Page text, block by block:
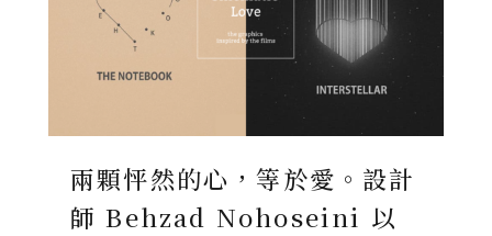
兩顆怦然的心，等於愛。設計
師 Behzad Nohoseini 以